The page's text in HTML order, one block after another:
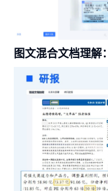
图文混合文档理解：